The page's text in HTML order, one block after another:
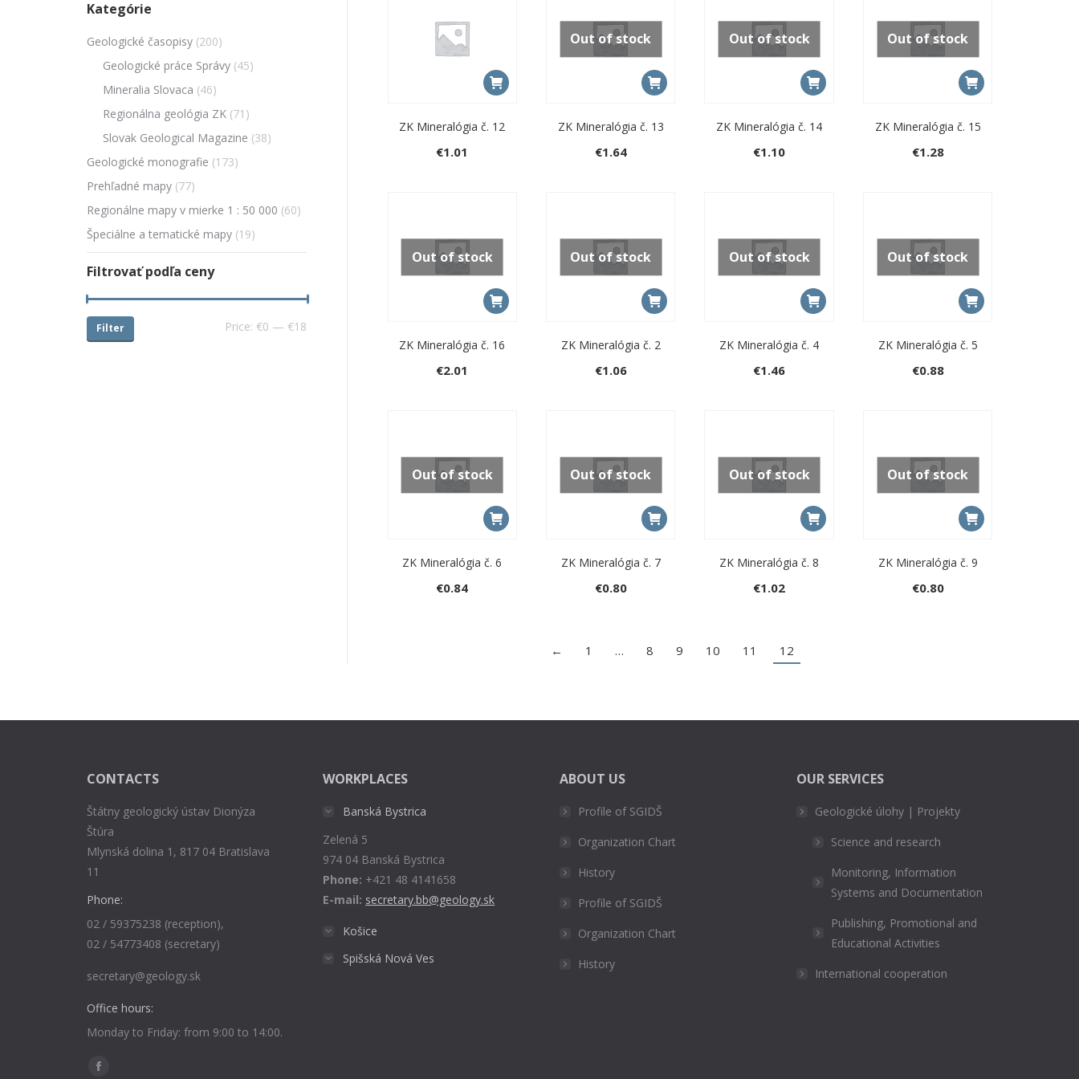
ZK Mineralógia č. 12
€1.01
Out of stock
ZK Mineralógia č. 13
€1.64
Out of stock
ZK Mineralógia č. 14
€1.10
Out of stock
ZK Mineralógia č. 15
€1.28
Out of stock
ZK Mineralógia č. 16
€2.01
Out of stock
ZK Mineralógia č. 2
€1.06
Out of stock
ZK Mineralógia č. 4
€1.46
Out of stock
ZK Mineralógia č. 5
€0.88
Out of stock
ZK Mineralógia č. 6
€0.84
Out of stock
ZK Mineralógia č. 7
€0.80
Out of stock
ZK Mineralógia č. 8
€1.02
Out of stock
ZK Mineralógia č. 9
€0.80
← 1 … 8 9 10 11 12
Kategórie
Geologické časopisy (200)
Geologické práce Správy (45)
Mineralia Slovaca (46)
Regionálna geológia ZK (71)
Slovak Geological Magazine (38)
Geologické monografie (173)
Prehľadné mapy (77)
Regionálne mapy v mierke 1 : 50 000 (60)
Špeciálne a tematické mapy (19)
Filtrovať podľa ceny
Filter Price: €0 — €18
CONTACTS
Štátny geologický ústav Dionýza
Štúra
Mlynská dolina 1, 817 04 Bratislava
11
Phone:
02 / 59375238 (reception),
02 / 54773408 (secretary)
secretary@geology.sk
Office hours:
Monday to Friday: from 9:00 to 14:00.
Find us on:
Facebook
WORKPLACES
Banská Bystrica
Zelená 5
974 04 Banská Bystrica
Phone: +421 48 4141658
E-mail: secretary.bb@geology.sk
Košice
Spišská Nová Ves
ABOUT US
Profile of SGIDŠ
Organization Chart
History
Profile of SGIDŠ
Organization Chart
History
OUR SERVICES
Geologické úlohy | Projekty
Science and research
Monitoring, Information
Systems and Documentation
Publishing, Promotional and
Educational Activities
International cooperation